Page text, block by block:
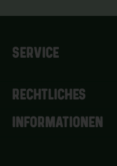
SERVICE
RECHTLICHES
INFORMATIONEN